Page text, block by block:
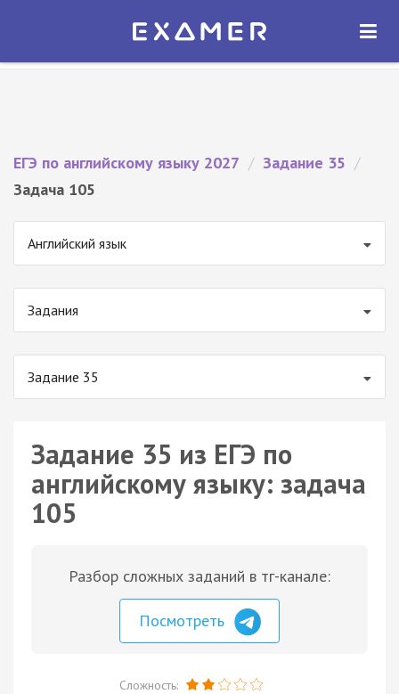
Экзамер — ЕГЭ 2027
ОТКРЫТЬ
ЕГЭ по английскому языку 2027 / Задание 35 /
Задача 105
Английский язык
Задания
Задание 35
Задание 35 из ЕГЭ по
английскому языку: задача
105
Разбор сложных заданий в тг-канале:
Посмотреть
Сложность: